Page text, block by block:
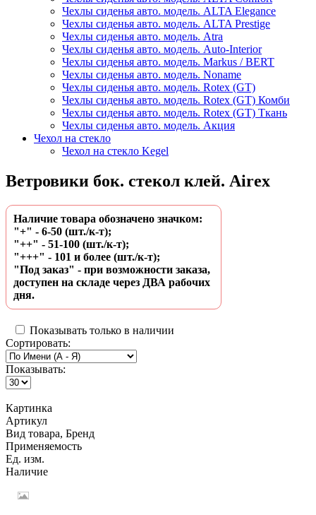
Чехлы сиденья авто. модель. ALTA Elegance
Чехлы сиденья авто. модель. ALTA Prestige
Чехлы сиденья авто. модель. Atra
Чехлы сиденья авто. модель. Auto-Interior
Чехлы сиденья авто. модель. Markus / BERT
Чехлы сиденья авто. модель. Noname
Чехлы сиденья авто. модель. Rotex (GT)
Чехлы сиденья авто. модель. Rotex (GT) Комби
Чехлы сиденья авто. модель. Rotex (GT) Ткань
Чехлы сиденья авто. модель. Акция
Чехол на стекло
Чехол на стекло Kegel
Ветровики бок. стекол клей. Airex
Наличие товара обозначено значком:
"+" - 6-50 (шт./к-т);
"++" - 51-100 (шт./к-т);
"+++" - 101 и более (шт./к-т);
"Под заказ" - при возможности заказа,
доступен на складе через ДВА рабочих
дня.
Показывать только в наличии
Сортировать:
Показывать:
Картинка
Артикул
Вид товара, Бренд
Применяемость
Ед. изм.
Наличие